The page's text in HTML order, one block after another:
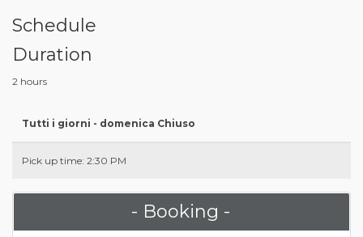
Schedule
Duration
2 hours
Tutti i giorni - domenica Chiuso
Pick up time: 2:30 PM
- Booking -